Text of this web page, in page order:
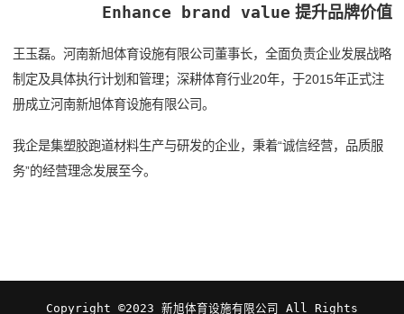
Enhance brand value 提升品牌价值
王玉磊。河南新旭体育设施有限公司董事长，全面负责企业发展战略
制定及具体执行计划和管理；深耕体育行业20年，于2015年正式注
册成立河南新旭体育设施有限公司。
我企是集塑胶跑道材料生产与研发的企业，秉着“诚信经营，品质服
务”的经营理念发展至今。
Copyright ©2023 新旭体育设施有限公司 All Rights